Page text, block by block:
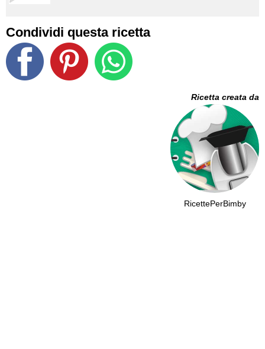
Condividi questa ricetta
Ricetta creata da
RicettePerBimby